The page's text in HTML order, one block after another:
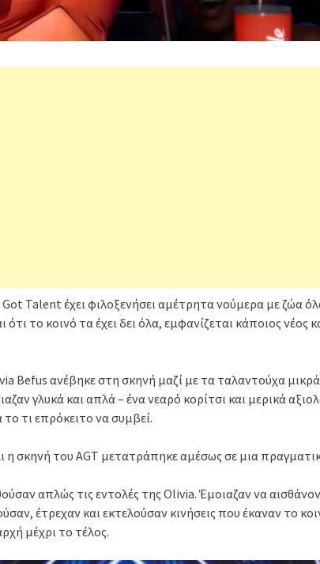
Talent έχει φιλοξενήσει αμέτρητα νούμερα με ζώα
το κοινό τα έχει δει όλα, εμφανίζεται κάποιος νέος
Befus ανέβηκε στη σκηνή μαζί με τα ταλαντούχα
γλυκά και απλά – ένα νεαρό κορίτσι και μερικά
το τι επρόκειτο να συμβεί.
η σκηνή του AGT μετατράπηκε αμέσως σε μια
απλώς τις εντολές της Olivia. Έμοιαζαν να
έτρεχαν και εκτελούσαν κινήσεις που έκαναν το
μέχρι το τέλος.